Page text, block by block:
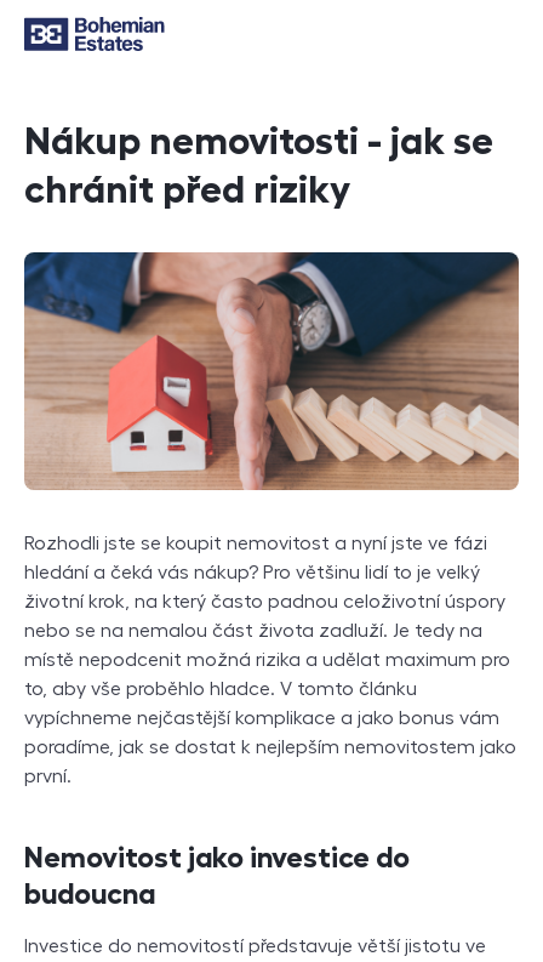
Nákup nemovitosti - jak se
chránit před riziky
Rozhodli jste se koupit nemovitost a nyní jste ve fázi
hledání a čeká vás nákup? Pro většinu lidí to je velký
životní krok, na který často padnou celoživotní úspory
nebo se na nemalou část života zadluží. Je tedy na
místě nepodcenit možná rizika a udělat maximum pro
to, aby vše proběhlo hladce. V tomto článku
vypíchneme nejčastější komplikace a jako bonus vám
poradíme, jak se dostat k nejlepším nemovitostem jako
první.
Nemovitost jako investice do
budoucna
Investice do nemovitostí představuje větší jistotu ve